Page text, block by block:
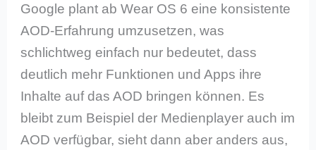
Google plant ab Wear OS 6 eine konsistente
AOD-Erfahrung umzusetzen, was
schlichtweg einfach nur bedeutet, dass
deutlich mehr Funktionen und Apps ihre
Inhalte auf das AOD bringen können. Es
bleibt zum Beispiel der Medienplayer auch im
AOD verfügbar, sieht dann aber anders aus,